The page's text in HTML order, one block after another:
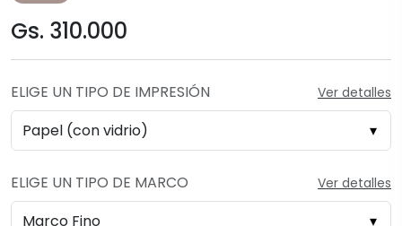
Gs. 310.000
ELIGE UN TIPO DE IMPRESIÓN Ver detalles
ELIGE UN TIPO DE MARCO Ver detalles